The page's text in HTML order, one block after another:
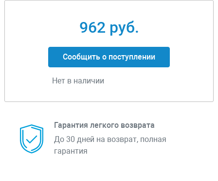
962 руб.
Сообщить о поступлении
Нет в наличии
Гарантия легкого возврата
До 30 дней на возврат, полная
гарантия